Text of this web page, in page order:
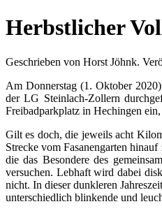
Herbstlicher
Geschrieben von Horst Jöhnk.
Am Donnerstag (1. Oktober
der LG Steinlach-Zollern
Freibadparkplatz in Hechingen
Gilt es doch, die jeweils acht
Strecke vom Fasanengarten
die das Besondere des
versuchen. Lebhaft wird dabei
nicht. In dieser dunkleren
unterschiedlich blinkende und